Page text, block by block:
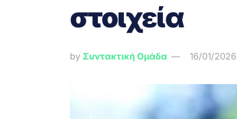
στοιχεία
by Συντακτική Ομάδα 16/01/2026